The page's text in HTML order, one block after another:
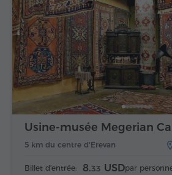
5 km du centre d'Erevan
Usine-musée Megerian
Billet d'entrée: 8.33 USDpar